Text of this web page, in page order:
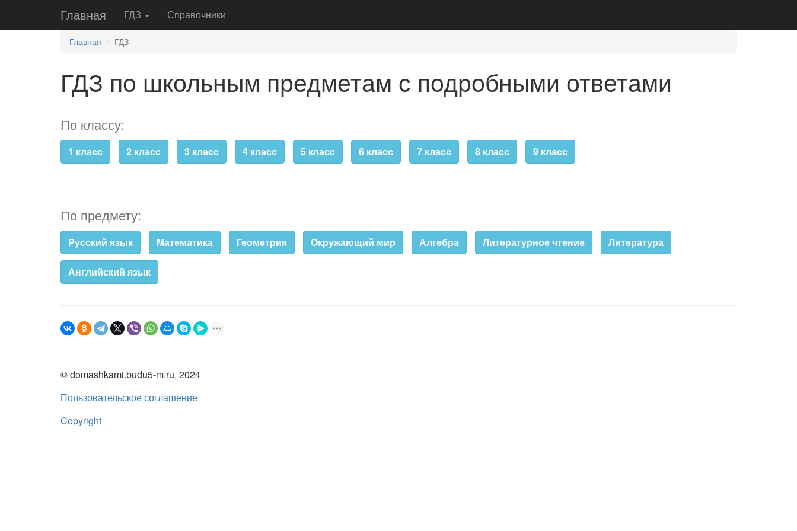
Главная ГДЗ Справочники
Главная ГДЗ
ГДЗ по школьным предметам с подробными ответами
По классу:
1 класс 2 класс 3 класс 4 класс 5 класс 6 класс 7 класс 8 класс 9 класс
По предмету:
Русский язык Математика Геометрия Окружающий мир Алгебра Литературное чтение Литература
Английский язык
© domashkami.budu5-m.ru, 2024
Пользовательское соглашение
Copyright